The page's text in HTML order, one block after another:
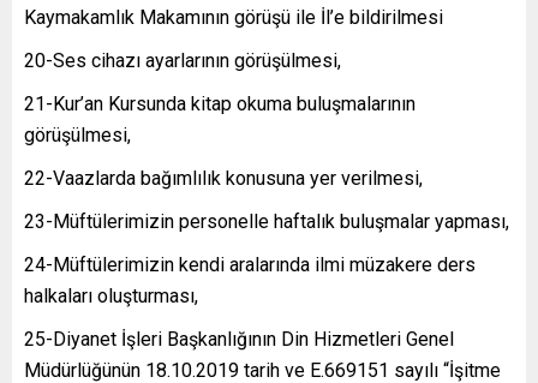
Kaymakamlık Makamının görüşü ile İl’e bildirilmesi
20-Ses cihazı ayarlarının görüşülmesi,
21-Kur’an Kursunda kitap okuma buluşmalarının
görüşülmesi,
22-Vaazlarda bağımlılık konusuna yer verilmesi,
23-Müftülerimizin personelle haftalık buluşmalar yapması,
24-Müftülerimizin kendi aralarında ilmi müzakere ders
halkaları oluşturması,
25-Diyanet İşleri Başkanlığının Din Hizmetleri Genel
Müdürlüğünün 18.10.2019 tarih ve E.669151 sayılı “İşitme